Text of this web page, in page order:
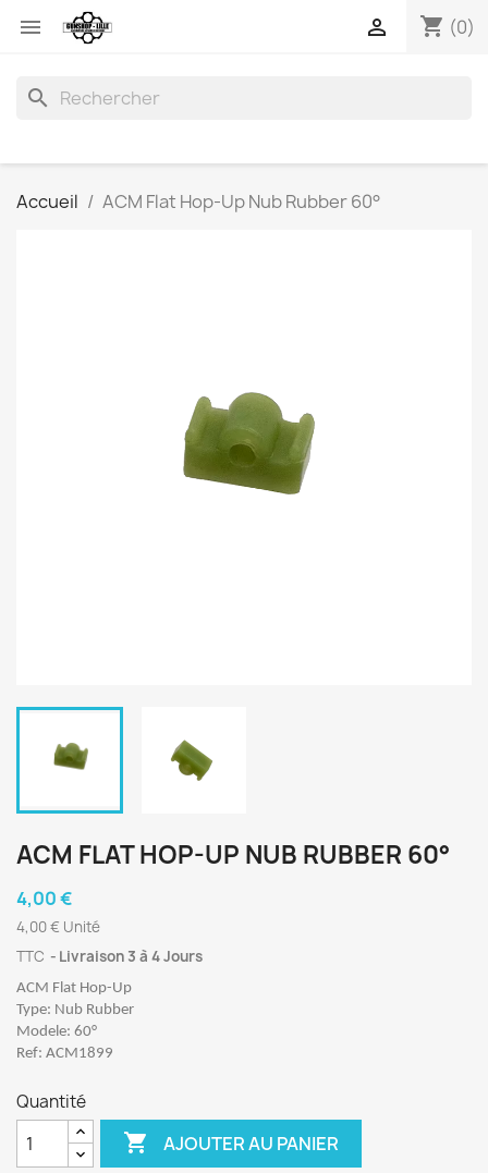
 shopping_cart (0)

search
Accueil ACM Flat Hop-Up Nub Rubber 60°
ACM FLAT HOP-UP NUB RUBBER 60°
4,00 €
4,00 € Unité
TTC
Livraison 3 à 4 Jours
ACM Flat Hop-Up
Type: Nub Rubber
Modele: 60°
Ref: ACM1899
Quantité
 AJOUTER AU PANIER